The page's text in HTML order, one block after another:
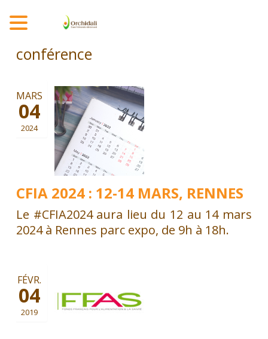
conférence
CFIA 2024 : 12-14 MARS, RENNES
MARS
04
2024
Le #CFIA2024 aura lieu du 12 au 14 mars
2024 à Rennes parc expo, de 9h à 18h.
FÉVR.
04
2019